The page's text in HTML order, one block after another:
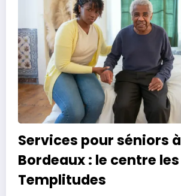
Services pour séniors à
Bordeaux : le centre les
Templitudes